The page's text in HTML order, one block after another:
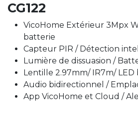
CG122
VicoHome Extérieur 3Mpx
batterie
Capteur PIR / Détection
Lumière de dissuasion /
Lentille 2.97mm/ IR7m/ LED
Audio bidirectionnel /
App VicoHome et Cloud /